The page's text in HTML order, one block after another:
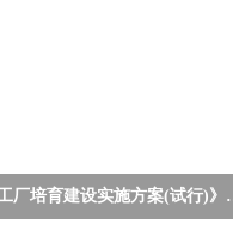
厂培育建设实施方案(试行)》